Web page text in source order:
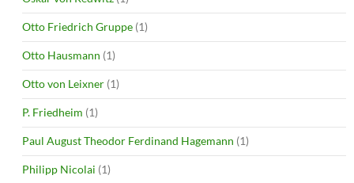
Otto Friedrich Gruppe (1)
Otto Hausmann (1)
Otto von Leixner (1)
P. Friedheim (1)
Paul August Theodor Ferdinand Hagemann (1)
Philipp Nicolai (1)